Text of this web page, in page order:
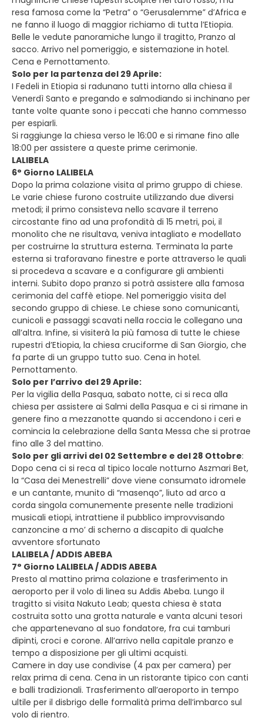
resa famosa come la “Petra” o “Gerusalemme” d’Africa e
ne fanno il luogo di maggior richiamo di tutta l’Etiopia.
Belle le vedute panoramiche lungo il tragitto, Pranzo al
sacco. Arrivo nel pomeriggio, e sistemazione in hotel.
Cena e Pernottamento.
Solo per la partenza del 29 Aprile:
I Fedeli in Etiopia si radunano tutti intorno alla chiesa il
Venerdì Santo e pregando e salmodiando si inchinano per
tante volte quante sono i peccati che hanno commesso
per espiarli.
Si raggiunge la chiesa verso le 16:00 e si rimane fino alle
18:00 per assistere a queste prime cerimonie.
LALIBELA
6° Giorno LALIBELA
Dopo la prima colazione visita al primo gruppo di chiese.
Le varie chiese furono costruite utilizzando due diversi
metodi; il primo consisteva nello scavare il terreno
circostante fino ad una profondità di 15 metri, poi, il
monolito che ne risultava, veniva intagliato e modellato
per costruirne la struttura esterna. Terminata la parte
esterna si traforavano finestre e porte attraverso le quali
si procedeva a scavare e a configurare gli ambienti
interni. Subito dopo pranzo si potrà assistere alla famosa
cerimonia del caffè etiope. Nel pomeriggio visita del
secondo gruppo di chiese. Le chiese sono comunicanti,
cunicoli e passaggi scavati nella roccia le collegano una
all’altra. Infine, si visiterà la più famosa di tutte le chiese
rupestri d’Etiopia, la chiesa cruciforme di San Giorgio, che
fa parte di un gruppo tutto suo. Cena in hotel.
Pernottamento.
Solo per l’arrivo del 29 Aprile:
Per la vigilia della Pasqua, sabato notte, ci si reca alla
chiesa per assistere ai Salmi della Pasqua e ci si rimane in
genere fino a mezzanotte quando si accendono i ceri e
comincia la celebrazione della Santa Messa che si protrae
fino alle 3 del mattino.
Solo per gli arrivi del 02 Settembre e del 28 Ottobre:
Dopo cena ci si reca al tipico locale notturno Aszmari Bet,
la “Casa dei Menestrelli” dove viene consumato idromele
e un cantante, munito di “masenqo”, liuto ad arco a
corda singola comunemente presente nelle tradizioni
musicali etiopi, intrattiene il pubblico improvvisando
canzoncine a mo’ di scherno a discapito di qualche
avventore sfortunato
LALIBELA / ADDIS ABEBA
7° Giorno LALIBELA / ADDIS ABEBA
Presto al mattino prima colazione e trasferimento in
aeroporto per il volo di linea su Addis Abeba. Lungo il
tragitto si visita Nakuto Leab; questa chiesa è stata
costruita sotto una grotta naturale e vanta alcuni tesori
che appartenevano al suo fondatore, fra cui tamburi
dipinti, croci e corone. All’arrivo nella capitale pranzo e
tempo a disposizione per gli ultimi acquisti.
Camere in day use condivise (4 pax per camera) per
relax prima di cena. Cena in un ristorante tipico con canti
e balli tradizionali. Trasferimento all’aeroporto in tempo
ultile per il disbrigo delle formalità prima dell’imbarco sul
volo di rientro.